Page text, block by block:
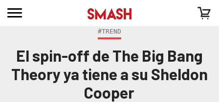
#TREND
El spin-off de The Big Bang
Theory ya tiene a su Sheldon
Cooper